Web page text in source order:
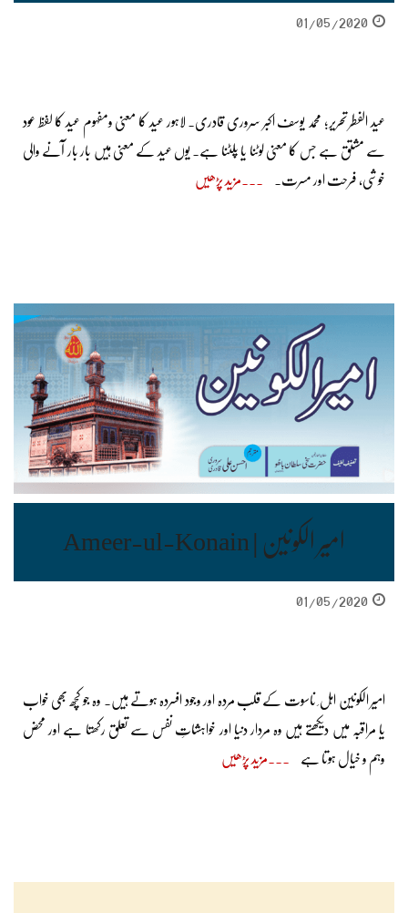
01/05/2020
عید الفطر تحریر؛ محمد یوسف اکبر سروری قادری۔ لاہور عید کا معنی ومفہوم عید کا لفظ عود
سے مشتق ہے جس کا معنی لوٹنا یا پلٹنا ہے۔ یوں عید کے معنی ہیں بار بار آنے والی
خوشی، فرحت اور مسرت۔ مزید پڑھیں
امیر الکونین | Ameer-ul-Konain
01/05/2020
امیر الکونین اہل ِ ناسوت کے قلب مردہ اور وجود افسردہ ہوتے ہیں۔ وہ جو کچھ بھی خواب
یا مراقبہ میں دیکھتے ہیں وہ مردار دنیا اور خواہشاتِ نفس سے تعلق رکھتا ہے اور محض
وہم و خیال ہوتا ہے مزید پڑھیں